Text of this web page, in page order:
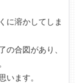
に溶かしてしま
の合図があり、
います。